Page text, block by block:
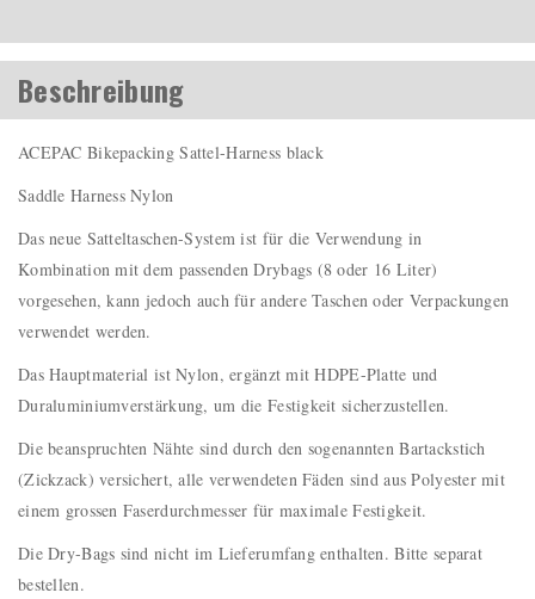
Beschreibung
ACEPAC Bikepacking Sattel-Harness black
Saddle Harness Nylon
Das neue Satteltaschen-System ist für die Verwendung in
Kombination mit dem passenden Drybags (8 oder 16 Liter)
vorgesehen, kann jedoch auch für andere Taschen oder Verpackungen
verwendet werden.
Das Hauptmaterial ist Nylon, ergänzt mit HDPE-Platte und
Duraluminiumverstärkung, um die Festigkeit sicherzustellen.
Die beanspruchten Nähte sind durch den sogenannten Bartackstich
(Zickzack) versichert, alle verwendeten Fäden sind aus Polyester mit
einem grossen Faserdurchmesser für maximale Festigkeit.
Die Dry-Bags sind nicht im Lieferumfang enthalten. Bitte separat
bestellen.